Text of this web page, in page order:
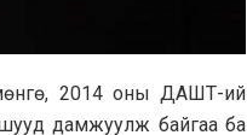
2014 оны ДАШТ-ий
шууд дамжуулж байгаа ба